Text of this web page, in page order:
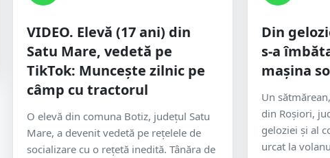
VIDEO. Elevă (17 ani) din
Satu Mare, vedetă pe
TikTok: Muncește zilnic pe
câmp cu tractorul
O elevă din comuna Botiz, județul Satu
Mare, a devenit vedetă pe rețelele de
socializare cu o rețetă inedită. Tânăra de
Din
s-a
mașina
Un
din Roșiori,
geloziei și al
urcat la